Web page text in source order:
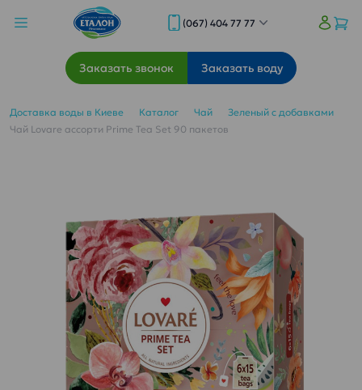
(067) 404 77 77
Заказать звонок Заказать воду
Доставка воды в Киеве Каталог Чай
Зеленый с добавками
Чай Lovare ассорти Prime Tea Set 90 пакетов